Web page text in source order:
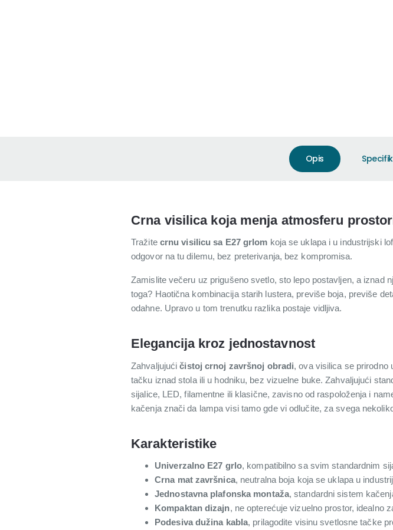
Opis
Crna visilica koja menja atmosferu
Tražite crnu visilicu sa E27 grlom koja se uklapa i u industrijski
odgovor na tu dilemu, bez preterivanja, bez kompromisa.
Zamislite večeru uz prigušeno svetlo, sto lepo postavljen, a iznad
toga? Haotična kombinacija starih lustera, previše boja, previše
odahne. Upravo u tom trenutku razlika postaje vidljiva.
Elegancija kroz jednostavnost
Zahvaljujućičistoj crnoj završnoj obradi, ova visilica se prirodno
tačku iznad stola ili u hodniku, bez vizuelne buke. Zahvaljujući
sijalice, LED, filamentne ili klasične, zavisno od raspoloženja i
kačenja znači da lampa visi tamo gde vi odlučite, za svega
Karakteristike
Univerzalno E27 grlo, kompatibilno sa svim standardnim
Crna mat završnica, neutralna boja koja se uklapa u
Jednostavna plafonska montaža, standardni sistem
Kompaktan dizajn, ne opterećuje vizuelno prostor, idealno
Podesiva dužina kabla, prilagodite visinu svetlosne tačke